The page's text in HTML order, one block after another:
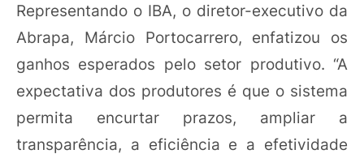
Representando o IBA, o diretor-executivo da
Abrapa, Márcio Portocarrero, enfatizou os
ganhos esperados pelo setor produtivo. “A
expectativa dos produtores é que o sistema
permita encurtar prazos, ampliar a
transparência, a eficiência e a efetividade